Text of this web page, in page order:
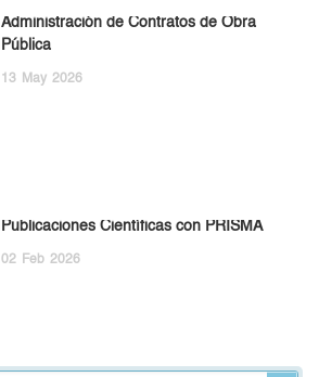
Administración de Contratos de Obra
Pública
13 May 2026
Publicaciones Científicas con PRISMA
02 Feb 2026